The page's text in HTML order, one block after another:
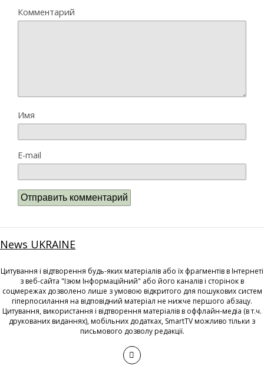
Комментарий
Имя
E-mail
News UKRAINE
Цитування і відтворення будь-яких матеріалів або їх фрагментів в Інтернеті
з веб-сайта "Ізюм Інформаційний" або його каналів і сторінок в
соцмережах дозволено лише з умовою відкритого для пошукових систем
гіперпосилання на відповідний матеріал не нижче першого абзацу.
Цитування, використання і відтворення матеріалів в оффлайн-медіа (в т.ч.
друкованих виданнях), мобільних додатках, SmartTV можливо тільки з
письмового дозволу редакції.